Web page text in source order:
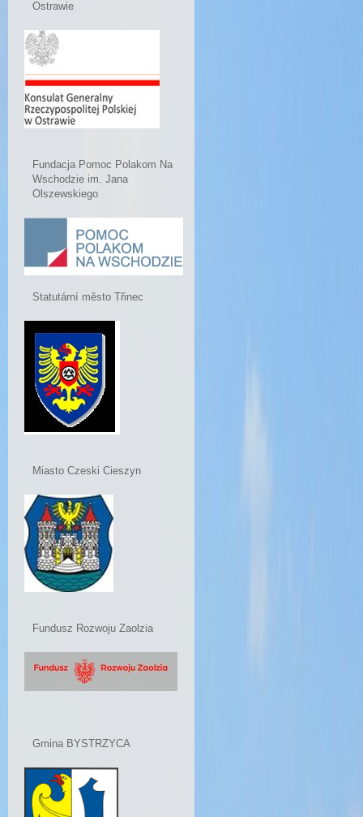
Ostrawie
Fundacja Pomoc Polakom Na
Wschodzie im. Jana
Olszewskiego
Statutární město Třinec
Miasto Czeski Cieszyn
Fundusz Rozwoju Zaolzia
Gmina BYSTRZYCA